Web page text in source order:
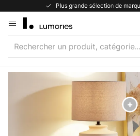
sélection de marques d'Europe
Allez
au
contenu
un
produit,